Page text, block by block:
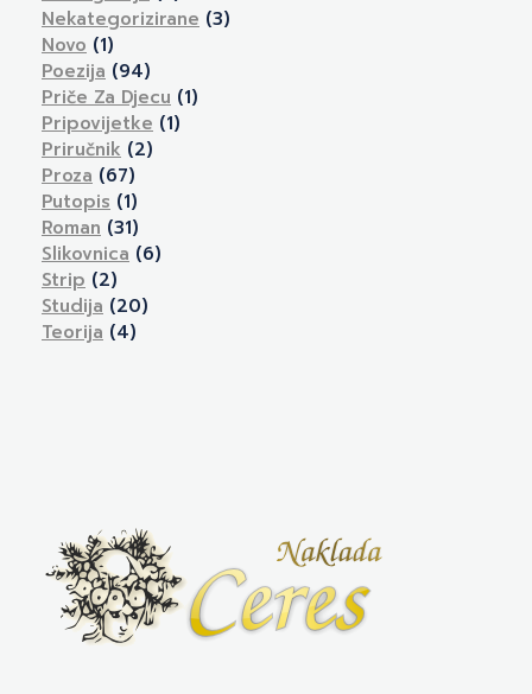
Nekategorizirane (3)
Novo (1)
Poezija (94)
Priče Za Djecu (1)
Pripovijetke (1)
Priručnik (2)
Proza (67)
Putopis (1)
Roman (31)
Slikovnica (6)
Strip (2)
Studija (20)
Teorija (4)